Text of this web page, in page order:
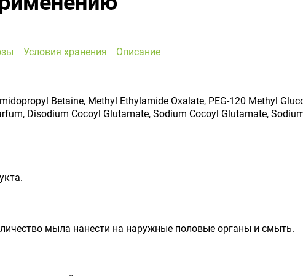
Условия хранения Описание
Betaine, Methyl Ethylamide Oxalate, PEG-120 Methyl
Disodium Cocoyl Glutamate, Sodium Cocoyl Glutamate,
мыла нанести на наружные половые органы и смыть.